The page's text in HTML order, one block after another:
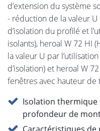
d’extension du système
- réduction de la valeur
d’isolation du profilé et
isolants), heroal W 72 HI
la valeur U par
d’isolation) et heroal W
fenêtres avec hauteur de
Isolation thermique
profondeur de